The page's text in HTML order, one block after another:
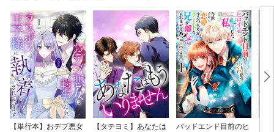
【単行本】おデブ悪女
【タテヨミ】あなたは
バッドエンド目前のヒ